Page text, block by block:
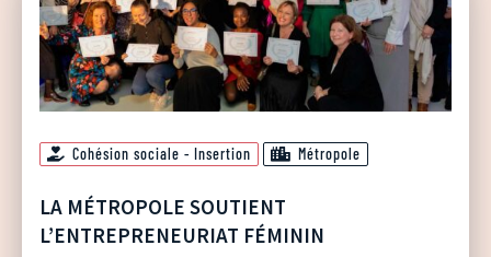
Cohésion sociale - Insertion Métropole
LA MÉTROPOLE SOUTIENT
L’ENTREPRENEURIAT FÉMININ